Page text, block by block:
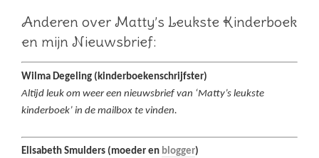
Anderen over Matty’s Leukste Kinderboek
en mijn Nieuwsbrief:
Wilma Degeling (kinderboekenschrijfster)
Altijd leuk om weer een nieuwsbrief van ‘Matty’s leukste
kinderboek’ in de mailbox te vinden.
Elisabeth Smulders (moeder en blogger)